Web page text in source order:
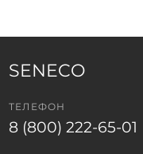
SENECO
ТЕЛЕФОН
8 (800) 222-65-01